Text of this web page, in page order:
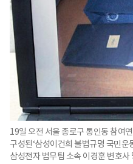
19일 오전 서울 종로구 통인동 참여
구성된‘삼성이건희 불법규명 국민
삼성전자 법무팀 소속 이경훈 변호